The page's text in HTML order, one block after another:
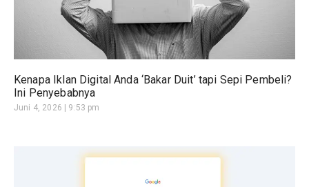
Kenapa Iklan Digital Anda ‘Bakar Duit’ tapi Sepi Pembeli?
Ini Penyebabnya
Juni 4, 2026 9:53 pm